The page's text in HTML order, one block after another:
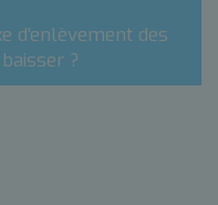
d’enlèvement des
?